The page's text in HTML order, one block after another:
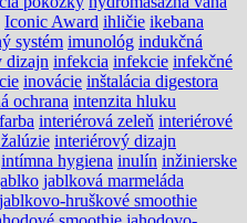
Iconic Award ihličie ikebana
systém imunológ indukčná
dizajn infekcia infekcie infekčné
inovácie inštalácia digestora
ochrana intenzita hluku
interiérová zeleň interiérové
interiérový dizajn
intímna hygiena inulín inžinierske
jablková marmeláda
jablkovo-hruškové smoothie